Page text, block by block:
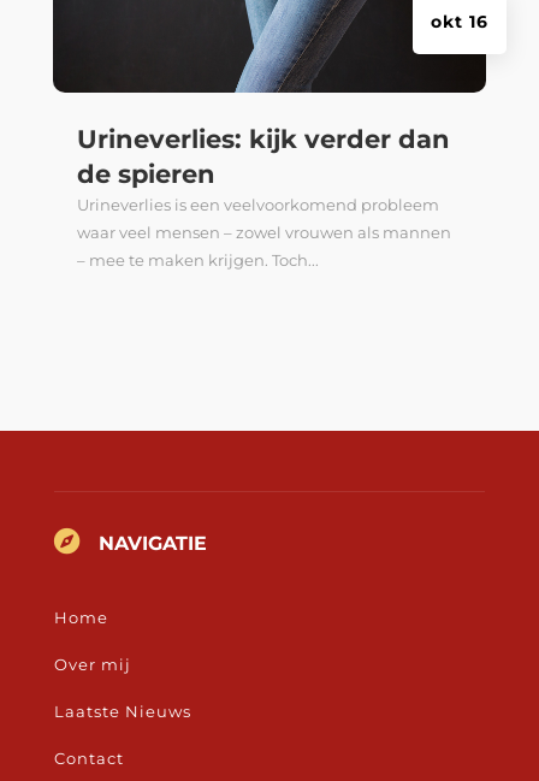
Urineverlies: kijk verder dan
de spieren
okt 16
Urineverlies is een veelvoorkomend probleem
waar veel mensen – zowel vrouwen als mannen
– mee te maken krijgen. Toch...
 NAVIGATIE
Home
Over mij
Laatste Nieuws
Contact